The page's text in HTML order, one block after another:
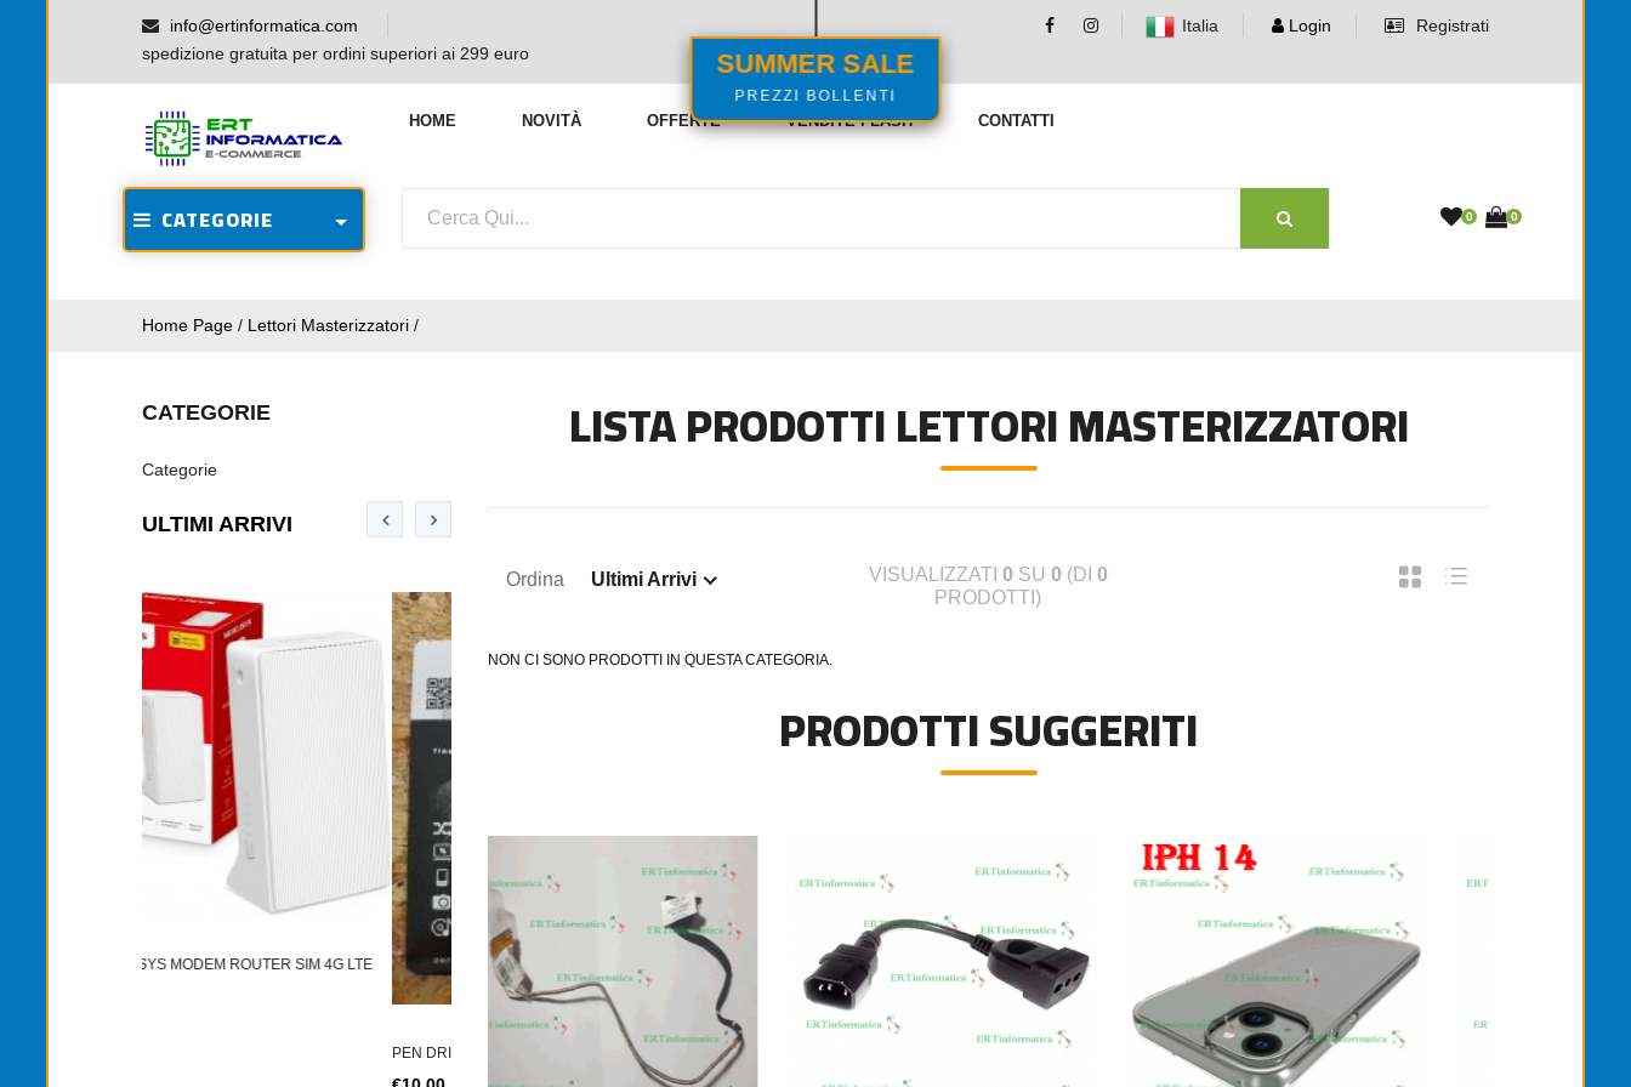
SUMMER SALE
PREZZI BOLLENTI
info@ertinformatica.com
spedizione gratuita per ordini superiori ai 299 euro
Italia Login Registrati
HOME NOVITÀ OFFERTE VENDITE FLASH CONTATTI
CATEGORIE 0 0
Home Page / Lettori Masterizzatori /
CATEGORIE
Categorie
ULTIMI ARRIVI
ROUTER SIM 4G LTE
PEN DRIVE CHIAVETTA USB IMRO DRIVE
TONER TN-2590XL COMPATIBILE BROTHER
€12,00
DISSIPATORE CPU LED FRGB LGA 1700 1
€20,00
CARTUCCIA ORIGINALE CANON PG-513 C
LISTA PRODOTTI LETTORI MASTERIZZATORI
Ordina Ultimi Arrivi VISUALIZZATI 0 SU 0 (DI 0
PRODOTTI)
NON CI SONO PRODOTTI IN QUESTA CATEGORIA.
PRODOTTI SUGGERITI